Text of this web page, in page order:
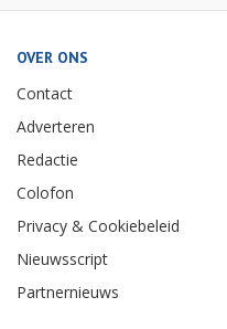
OVER ONS
Contact
Adverteren
Redactie
Colofon
Privacy & Cookiebeleid
Nieuwsscript
Partnernieuws